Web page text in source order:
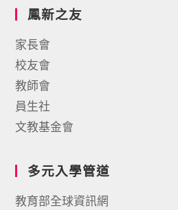
鳳新之友
家長會
校友會
教師會
員生社
文教基金會
多元入學管道
教育部全球資訊網